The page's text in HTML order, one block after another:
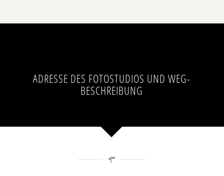
ADRESSE DES FOTOSTUDIOS UND WEG-
BESCHREIBUNG